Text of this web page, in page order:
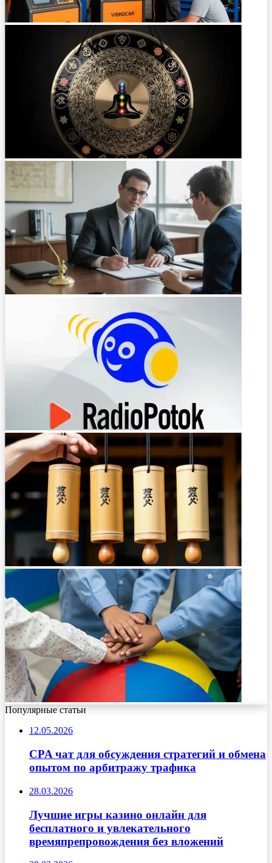
Популярные статьи
12.05.2026
CPA чат для обсуждения стратегий и обмена
опытом по арбитражу трафика
28.03.2026
Лучшие игры казино онлайн для
бесплатного и увлекательного
времяпрепровождения без вложений